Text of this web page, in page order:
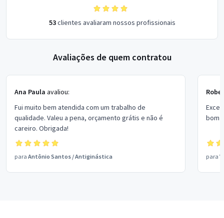
53clientes avaliaram nossos profissionais
Avaliações de quem contratou
Ana Paula avaliou:
Fui muito bem atendida com um trabalho de
qualidade. Valeu a pena, orçamento grátis e não é
careiro. Obrigada!
para Antônio Santos /Antiginástica
bom
para